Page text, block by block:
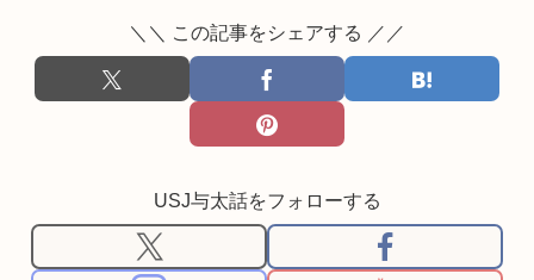
＼＼ この記事をシェアする ／／
USJ与太話をフォローする